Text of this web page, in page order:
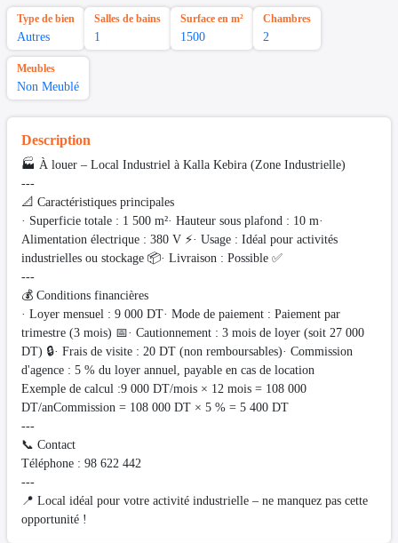
Type de bien
Autres
Salles de bains
1
Surface en m²
1500
Chambres
2
Meubles
Non Meublé
Description
🏭 À louer – Local Industriel à Kalla Kebira (Zone Industrielle)
---
📐 Caractéristiques principales
· Superficie totale : 1 500 m²· Hauteur sous plafond : 10 m·
Alimentation électrique : 380 V ⚡· Usage : Idéal pour activités
industrielles ou stockage 📦· Livraison : Possible ✅
---
💰 Conditions financières
· Loyer mensuel : 9 000 DT· Mode de paiement : Paiement par
trimestre (3 mois) 📅· Cautionnement : 3 mois de loyer (soit 27 000
DT) 🔒· Frais de visite : 20 DT (non remboursables)· Commission
d'agence : 5 % du loyer annuel, payable en cas de location
Exemple de calcul :9 000 DT/mois × 12 mois = 108 000
DT/anCommission = 108 000 DT × 5 % = 5 400 DT
---
📞 Contact
Téléphone : 98 622 442
---
📍 Local idéal pour votre activité industrielle – ne manquez pas cette
opportunité !